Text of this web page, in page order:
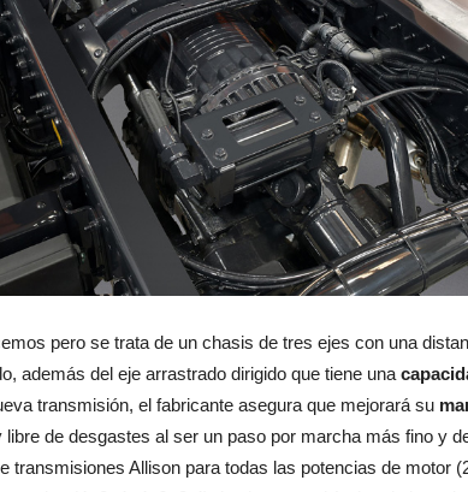
pero se trata de un chasis de tres ejes con una
además del eje arrastrado dirigido que tiene una
transmisión, el fabricante asegura que mejorará su
de desgastes al ser un paso por marcha más fino y
transmisiones Allison para todas las potencias de motor